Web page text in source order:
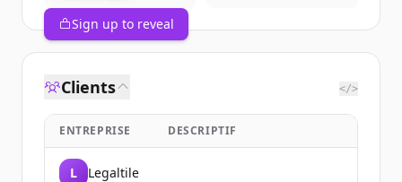
Sign up to reveal
Clients </>
ENTREPRISE DESCRIPTIF
L Legaltile